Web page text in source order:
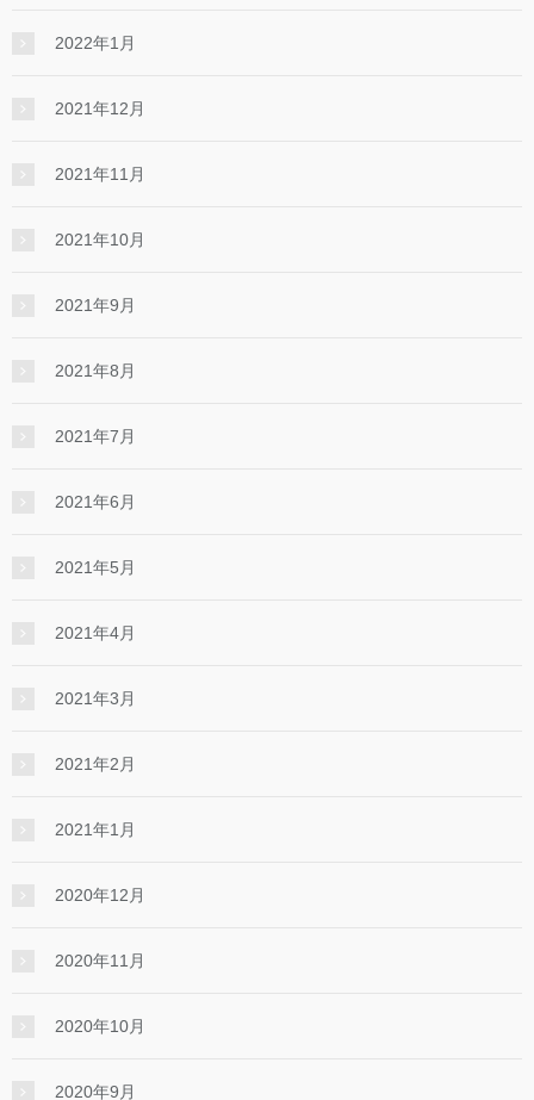
2022年1月
2021年12月
2021年11月
2021年10月
2021年9月
2021年8月
2021年7月
2021年6月
2021年5月
2021年4月
2021年3月
2021年2月
2021年1月
2020年12月
2020年11月
2020年10月
2020年9月